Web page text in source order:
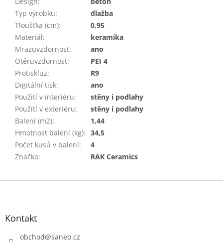
Typ výrobku:
dlažba
Tloušťka (cm):
0,95
Materiál:
keramika
Mrazuvzdornost:
ano
Otěruvzdornost:
PEI 4
Protiskluz:
R9
Digitální tisk:
ano
Použití v interiéru:
stěny i podlahy
Použití v exteriéru:
stěny i podlahy
Balení (m2):
1,44
Hmotnost balení (kg): 34,5
Počet kusů v balení:
4
Značka: RAK Ceramics
Z
Kontakt
obchod@saneo.cz